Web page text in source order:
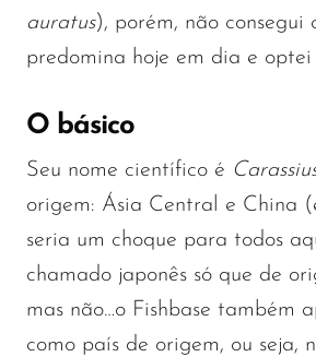
auratus), porém, não consegui
predomina hoje em dia e optei
O básico
Seu nome científico é
origem: Ásia Central e China
seria um choque para todos
chamado japonês só que de
mas não…o Fishbase também
como país de origem, ou seja,